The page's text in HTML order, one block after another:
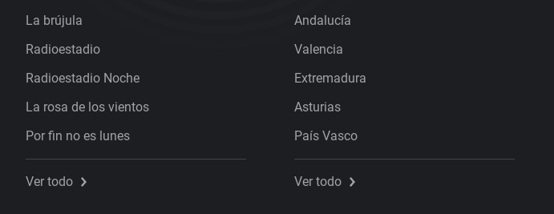
La brújula
Radioestadio
Radioestadio Noche
La rosa de los vientos
Por fin no es lunes
Ver todo
Andalucía
Valencia
Extremadura
Asturias
País Vasco
Ver todo